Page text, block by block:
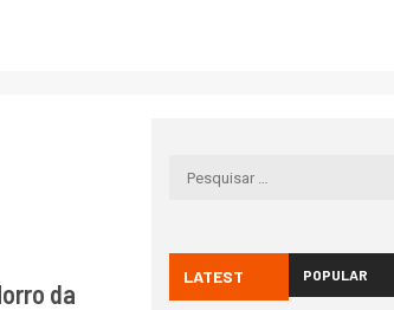
da
LATEST POPULAR